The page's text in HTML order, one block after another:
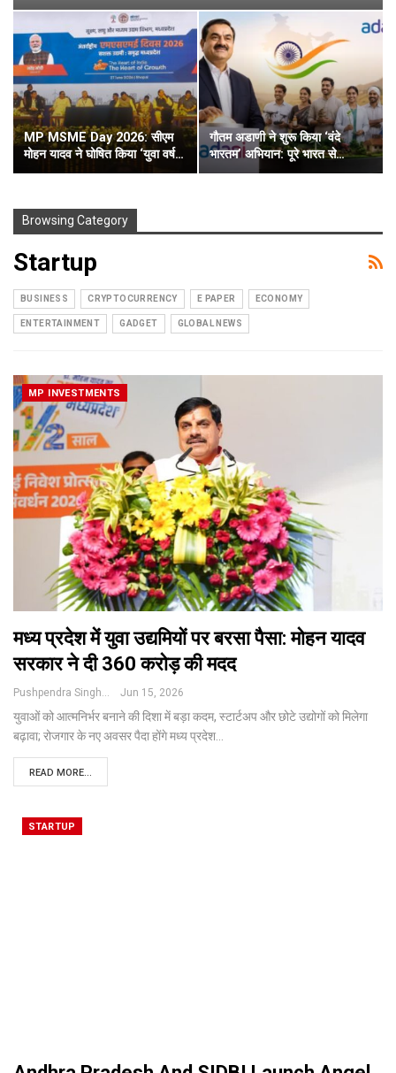
MP MSME Day 2026: सीएम
मोहन यादव ने घोषित किया ‘युवा वर्ष…
गौतम अडाणी ने शुरू किया ‘वंदे
भारतम’ अभियान: पूरे भारत से…
Browsing Category
Startup
BUSINESS CRYPTOCURRENCY E PAPER ECONOMY
ENTERTAINMENT GADGET GLOBAL NEWS
MP INVESTMENTS
मध्य प्रदेश में युवा उद्यमियों पर बरसा पैसा: मोहन यादव
सरकार ने दी ₹360 करोड़ की मदद
Pushpendra Singh Jun 15, 2026
युवाओं को आत्मनिर्भर बनाने की दिशा में बड़ा कदम, स्टार्टअप और छोटे उद्योगों को मिलेगा
बढ़ावा; रोजगार के नए अवसर पैदा होंगेमध्य प्रदेश…
READ MORE...
STARTUP